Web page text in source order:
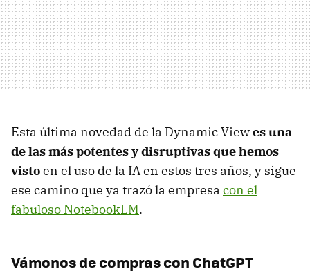
Esta última novedad de la Dynamic Viewes una
de las más potentes y disruptivas que hemos
vistoen el uso de la IA en estos tres años, y sigue
ese camino que ya trazó la empresa con el
fabuloso NotebookLM.
Vámonos de compras con ChatGPT